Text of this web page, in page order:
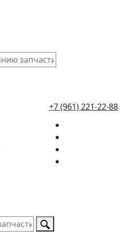
+7 (961) 221-22-88